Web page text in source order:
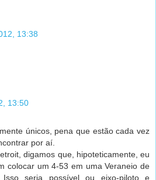
13:38
13:50
únicos, pena que estão cada vez
por aí.
digamos que, hipoteticamente, eu
colocar um 4-53 em uma Veraneio de
Isso seria possível ou eixo-piloto e